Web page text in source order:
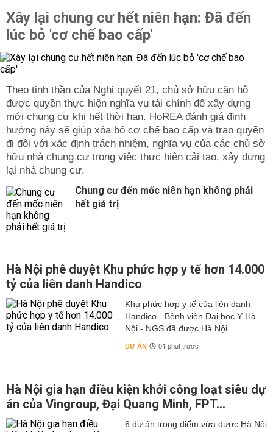
Xây lại chung cư hết niên hạn: Đã đến
lúc bỏ 'cơ chế bao cấp'
Theo tinh thần của Nghị quyết 21, chủ sở hữu căn hộ
được quyền thực hiện nghĩa vụ tài chính để xây dựng
mới chung cư khi hết thời hạn. HoREA đánh giá định
hướng này sẽ giúp xóa bỏ cơ chế bao cấp và trao quyền
đi đôi với xác định trách nhiệm, nghĩa vụ của các chủ sở
hữu nhà chung cư trong việc thực hiện cải tạo, xây dựng
lại nhà chung cư.
Chung cư đến mốc niên hạn không phải
hết giá trị
Hà Nội phê duyệt Khu phức hợp y tế hơn 14.000
tỷ của liên danh Handico
Khu phức hợp y tế của liên danh
Handico - Bệnh viện Đại học Y Hà
Nội - NGS đã được Hà Nội...
DỰ ÁN 01 phút trước
Hà Nội gia hạn điều kiện khởi công loạt siêu dự
án của Vingroup, Đại Quang Minh, FPT...
6 dự án trọng điểm vừa được Hà Nội